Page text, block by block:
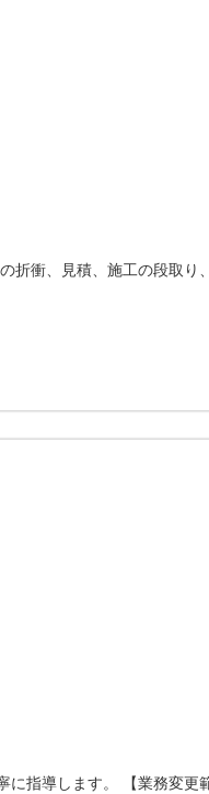
折衝、見積、施工の段取り
指導します。 【業務変更